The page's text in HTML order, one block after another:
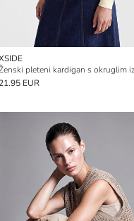
pleteni kardigan s okruglim
21.95 EUR